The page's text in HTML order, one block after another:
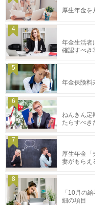
厚生年金を
4
年金生活者
確認すべき
5
年金保険料
6
ねんきん定
たらすべき
7
厚生年金「
妻がもらえ
8
「10月の
細の項目